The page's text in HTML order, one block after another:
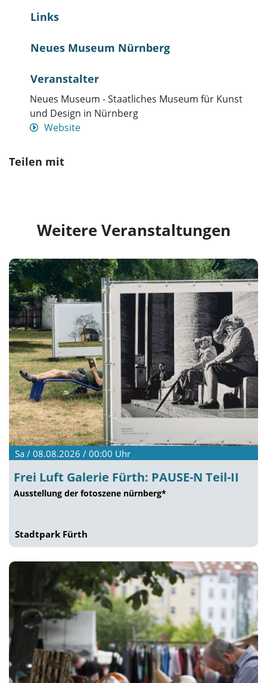
Links
Neues Museum Nürnberg
Veranstalter
Neues Museum - Staatliches Museum für Kunst
und Design in Nürnberg
Website
Teilen mit
Weitere Veranstaltungen
Sa / 08.08.2026 / 00:00 Uhr
Frei Luft Galerie Fürth: PAUSE-N Teil-II
Ausstellung der fotoszene nürnberg*
Stadtpark Fürth